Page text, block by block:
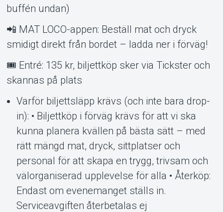
buffén undan)
📲 MAT LOCO-appen: Beställ mat och dryck
smidigt direkt från bordet – ladda ner i förväg!
🎟 Entré: 135 kr, biljettköp sker via Tickster och
skannas på plats
Varför biljettsläpp krävs (och inte bara drop-
in): • Biljettköp i förväg krävs för att vi ska
kunna planera kvällen på bästa sätt – med
rätt mängd mat, dryck, sittplatser och
personal för att skapa en trygg, trivsam och
välorganiserad upplevelse för alla • Återköp:
Endast om evenemanget ställs in.
Serviceavgiften återbetalas ej